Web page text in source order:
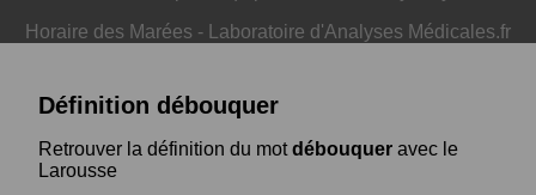
Horaire des Marées - Laboratoire d'Analyses Médicales.fr
Définition débouquer
Retrouver la définition du motdébouquer avec le
Larousse